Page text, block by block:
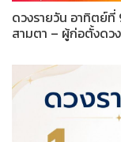
ดวงรายวัน อาทิตย์ที่
สามตา – ผู้ก่อตั้งดว